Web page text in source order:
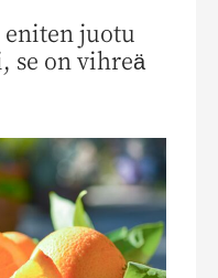
eniten juotu
se on vihreä